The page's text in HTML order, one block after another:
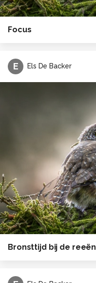
Focus
E Els De Backer
Bronsttijd bij de reeën